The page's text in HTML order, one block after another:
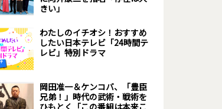
きい」
わたしのイチオシ！おすすめ
したい日本テレビ「24時間テ
レビ」特別ドラマ
岡田准一＆ケンコバ、「豊臣
兄弟！」時代の武術・戦術を
ひもとく「この番組は本来こ